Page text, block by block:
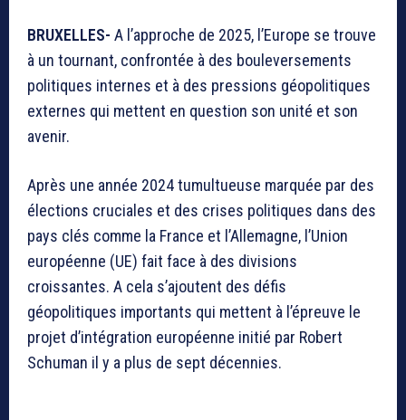
BRUXELLES- A l’approche de 2025, l’Europe se trouve
à un tournant, confrontée à des bouleversements
politiques internes et à des pressions géopolitiques
externes qui mettent en question son unité et son
avenir.
Après une année 2024 tumultueuse marquée par des
élections cruciales et des crises politiques dans des
pays clés comme la France et l’Allemagne, l’Union
européenne (UE) fait face à des divisions
croissantes. A cela s’ajoutent des défis
géopolitiques importants qui mettent à l’épreuve le
projet d’intégration européenne initié par Robert
Schuman il y a plus de sept décennies.